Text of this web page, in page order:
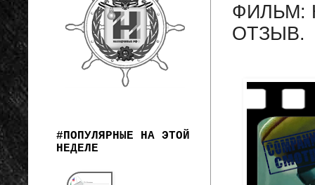
ФИЛЬМ:
ОТЗЫВ.
#ПОПУЛЯРНЫЕ НА ЭТОЙ
НЕДЕЛЕ